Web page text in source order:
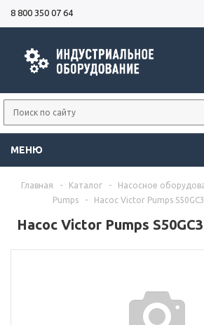
8 800 350 07 64
МЕНЮ
Главная - Каталог - Насосное
Pumps
- Насос Victor Pumps
Насос Victor Pumps